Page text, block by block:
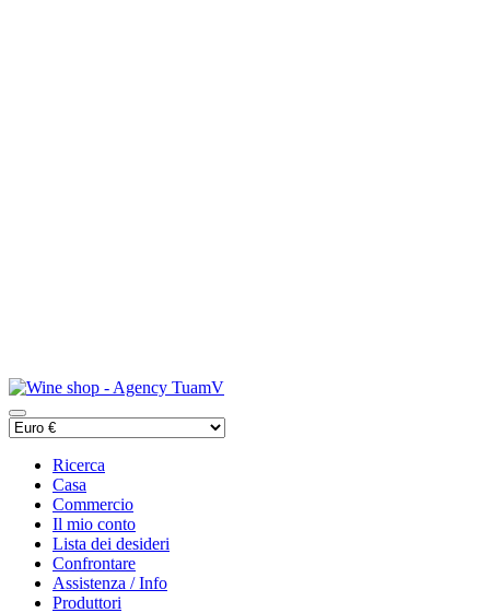
Ricerca
Casa
Commercio
Il mio conto
Lista dei desideri
Confrontare
Assistenza / Info
Produttori